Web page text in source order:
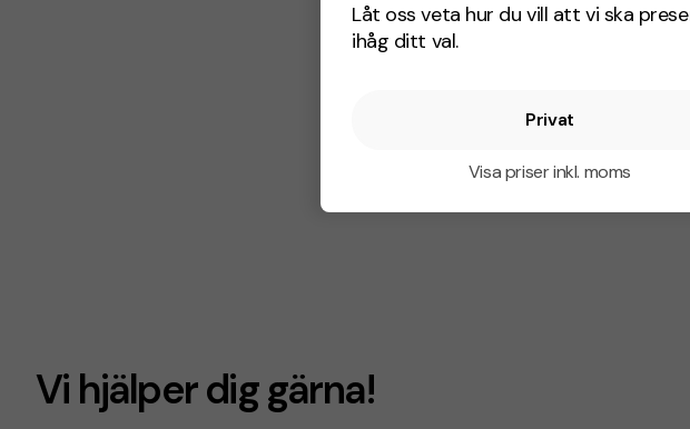
Låt oss veta hur du vill att vi ska
ihåg ditt val.
Privat
Visa priser inkl. moms
Vi hjälper dig gärna!